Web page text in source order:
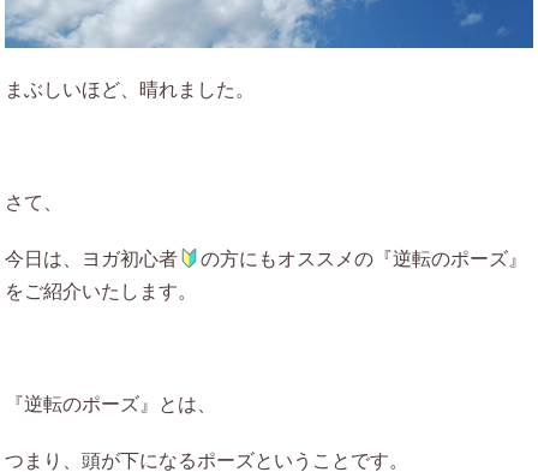
まぶしいほど、晴れました。
さて、
今日は、ヨガ初心者
の方にもオススメの『逆転のポーズ』
をご紹介いたします。
『逆転のポーズ』とは、
つまり、頭が下になるポーズということです。